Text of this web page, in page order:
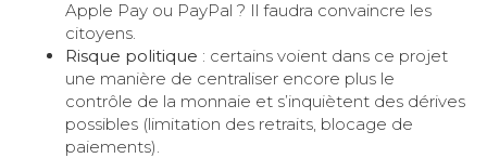
Apple Pay ou PayPal ? Il faudra convaincre les
citoyens.
Risque politique : certains voient dans ce projet
une manière de centraliser encore plus le
contrôle de la monnaie et s’inquiètent des dérives
possibles (limitation des retraits, blocage de
paiements).